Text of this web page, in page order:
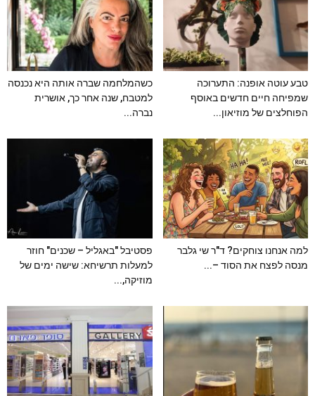
טבע עוטה אופנה: התערוכה
שמפיחה חיים חדשים באוסף
הפוחלצים של מוזיאון...
כשהמלחמה שברה אותה היא נכנסה
למטבח, שנה אחר כך, אושרית
נברה...
למה אנחנו צוחקים? ד"ר שי גלבר
מנסה לפצח את הסוד –...
פסטיבל "באגליל – שכנים" חוזר
למעלות תרשיחא: שישה ימים של
מוזיקה,...